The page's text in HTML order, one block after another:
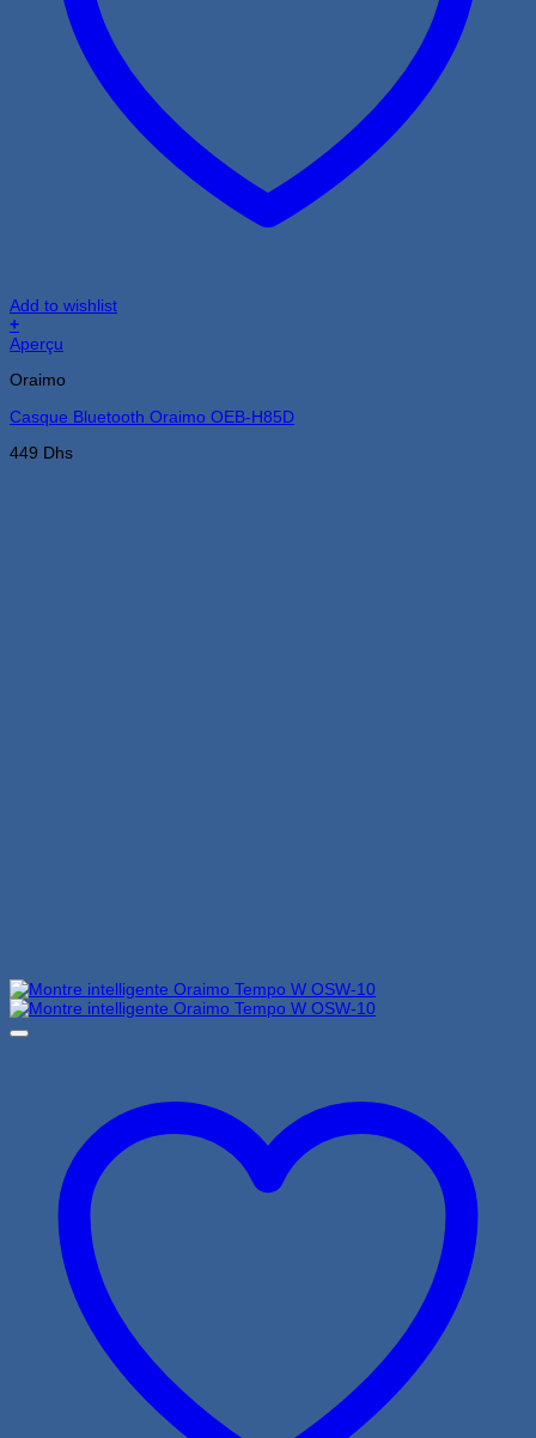
Add to wishlist
+
Aperçu
Oraimo
Casque Bluetooth Oraimo OEB-H85D
449 Dhs